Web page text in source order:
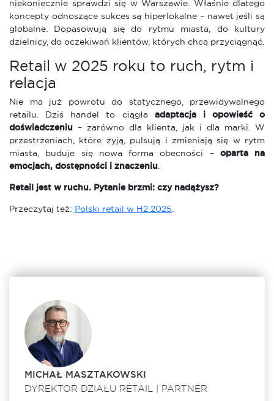
niekoniecznie sprawdzi się w Warszawie. Właśnie dlatego
koncepty odnoszące sukces są hiperlokalne – nawet jeśli są
globalne. Dopasowują się do rytmu miasta, do kultury
dzielnicy, do oczekiwań klientów, których chcą przyciągnąć.
Retail w 2025 roku to ruch, rytm i
relacja
Nie ma już powrotu do statycznego, przewidywalnego
retailu. Dziś handel to ciągła adaptacja i opowieść o
doświadczeniu – zarówno dla klienta, jak i dla marki. W
przestrzeniach, które żyją, pulsują i zmieniają się w rytm
miasta, buduje się nowa forma obecności – oparta na
emocjach, dostępności i znaczeniu.
Retail jest w ruchu. Pytanie brzmi: czy nadążysz?
Przeczytaj też: Polski retail w H2 2025.
MICHAŁ MASZTAKOWSKI
DYREKTOR DZIAŁU RETAIL | PARTNER